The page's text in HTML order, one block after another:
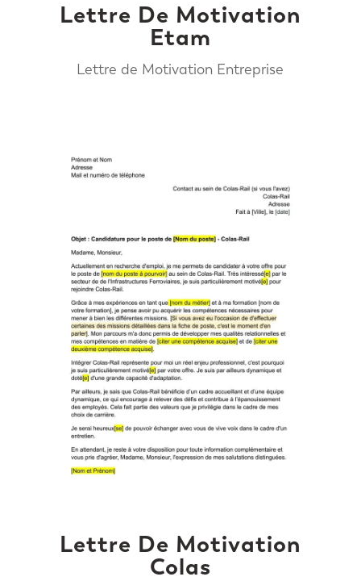
Lettre De Motivation
Etam
Lettre de Motivation Entreprise
Lettre De Motivation
Colas